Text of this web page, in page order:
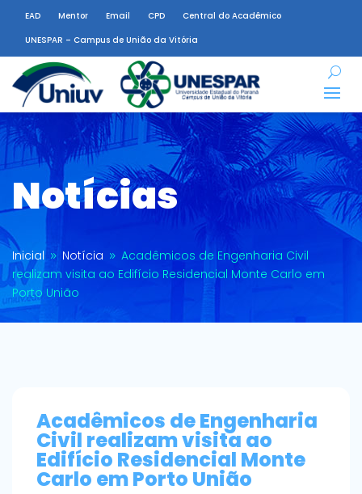
EAD Mentor Email CPD
Central do Acadêmico
UNESPAR – Campus de União da Vitória
Notícias
Inicial 9 Notícia 9 Acadêmicos de Engenharia Civil
realizam visita ao Edifício Residencial Monte Carlo em
Porto União
Acadêmicos de Engenharia
Civil realizam visita ao
Edifício Residencial Monte
Carlo em Porto União